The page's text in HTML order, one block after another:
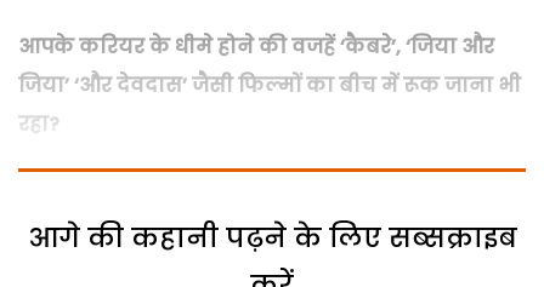
आपके करियर के धीमे होने की वजहें ‘कैबरे’, ‘जिया और
जिया’ ‘और देवदास’ जैसी फिल्मों का बीच में रूक जाना भी
रहा?
आगे की कहानी पढ़ने के लिए सब्सक्राइब